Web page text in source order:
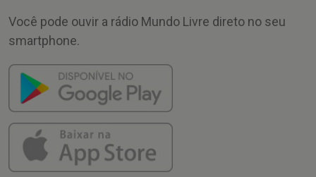
Você pode ouvir a rádio Mundo Livre direto no seu
smartphone.